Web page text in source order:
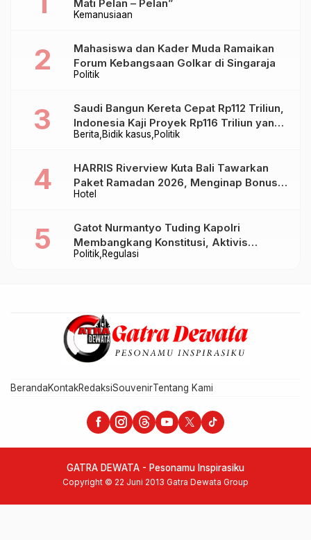
Kemanusiaan
Mati Pelan – Pelan”
Politik
Mahasiswa dan Kader Muda Ramaikan
Forum Kebangsaan Golkar di Singaraja
Berita Bidik kasus Politik
Saudi Bangun Kereta Cepat Rp112 Triliun,
Indonesia Kaji Proyek Rp116 Triliun yang
Baru Sampai Bandung
Hotel
HARRIS Riverview Kuta Bali Tawarkan
Paket Ramadan 2026, Menginap Bonus
Takjil hingga Bukber Mulai Rp88.888
Politik Regulasi
Gatot Nurmantyo Tuding Kapolri
Membangkang Konstitusi, Aktivis
Tegaskan Polri Tak Punya Sejarah
BerandaKontakRedaksiSouvenirTentang Kami
GATRA DEWATA - Pesonamu Inspirasiku
Copyright © 22 Juni 2013 Gatra Dewata Group